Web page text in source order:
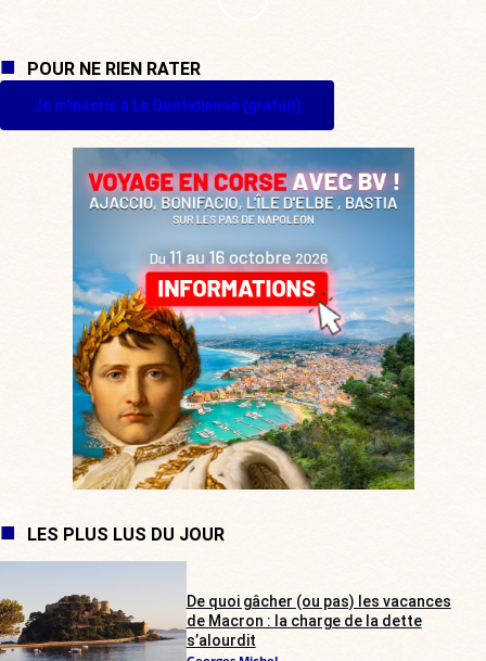
POUR NE RIEN RATER
Je m'inscris à La Quotidienne (gratuit)
LES PLUS LUS DU JOUR
De quoi gâcher (ou pas) les vacances
de Macron : la charge de la dette
s’alourdit